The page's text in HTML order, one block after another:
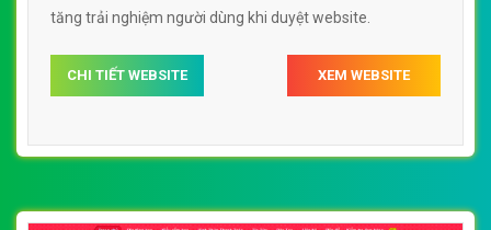
tăng trải nghiệm người dùng khi duyệt website.
CHI TIẾT WEBSITE XEM WEBSITE